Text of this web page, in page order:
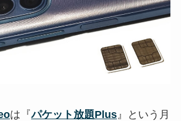
は『パケット放題Plus』という月